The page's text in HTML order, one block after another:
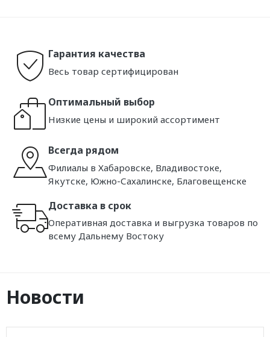
Гарантия качества
Весь товар сертифицирован
Оптимальный выбор
Низкие цены и широкий ассортимент
Всегда рядом
Филиалы в Хабаровске, Владивостоке,
Якутске, Южно-Сахалинске, Благовещенске
Доставка в срок
Оперативная доставка и выгрузка товаров по
всему Дальнему Востоку
Новости